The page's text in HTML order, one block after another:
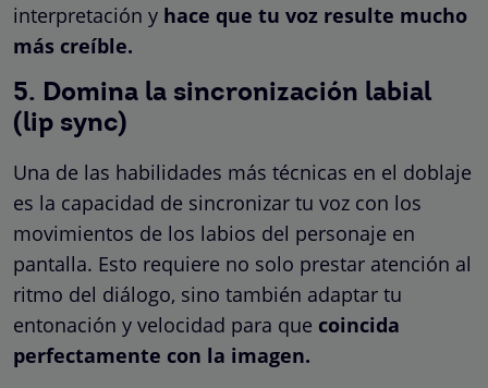
interpretación y hace que tu voz resulte mucho
más creíble.
5. Domina la sincronización labial
(lip sync)
Una de las habilidades más técnicas en el doblaje
es la capacidad de sincronizar tu voz con los
movimientos de los labios del personaje en
pantalla. Esto requiere no solo prestar atención al
ritmo del diálogo, sino también adaptar tu
entonación y velocidad para que coincida
perfectamente con la imagen.